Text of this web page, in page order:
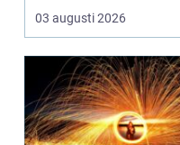
bara rena golv och
dam...
03 augusti 2026